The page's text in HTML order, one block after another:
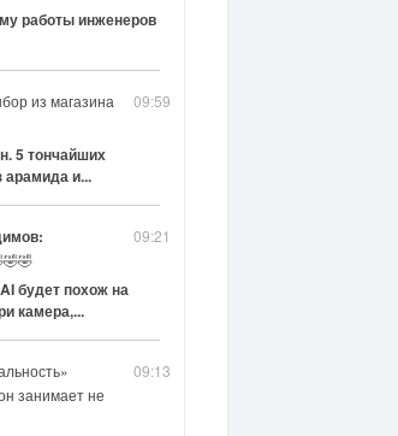
работы инженеров
09:59
из магазина
5 тончайших
арамида и...
09:21
будет похож на
камера,...
09:13
занимает не